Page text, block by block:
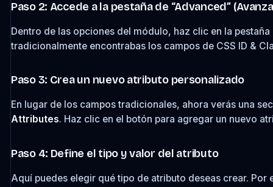
Paso 2: Accede a la pestaña de “Advanced”
Dentro de las opciones del módulo, haz clic en la pestaña
tradicionalmente encontrabas los campos de CSS ID &
Paso 3: Crea un nuevo atributo personalizado
En lugar de los campos tradicionales, ahora verás una
Attributes. Haz clic en el botón para agregar un nuevo
Paso 4: Define el tipo y valor del atributo
Aquí puedes elegir qué tipo de atributo deseas crear. Por